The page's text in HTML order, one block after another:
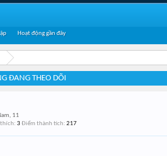
ĐANG THEO DÕI
11
3 Điểm thành tích: 217
Hoạt động gần đây